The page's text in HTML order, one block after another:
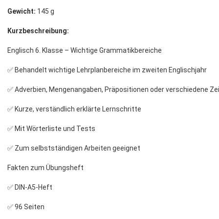
Gewicht: 145 g
Kurzbeschreibung:
Englisch 6. Klasse – Wichtige Grammatikbereiche
✅ Behandelt wichtige Lehrplanbereiche im zweiten Englischjahr
✅ Adverbien, Mengenangaben, Präpositionen oder verschiedene
✅ Kurze, verständlich erklärte Lernschritte
✅ Mit Wörterliste und Tests
✅ Zum selbstständigen Arbeiten geeignet
Fakten zum Übungsheft
✅ DIN-A5-Heft
✅ 96 Seiten